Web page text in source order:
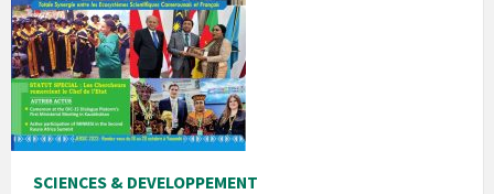
SCIENCES & DEVELOPPEMENT